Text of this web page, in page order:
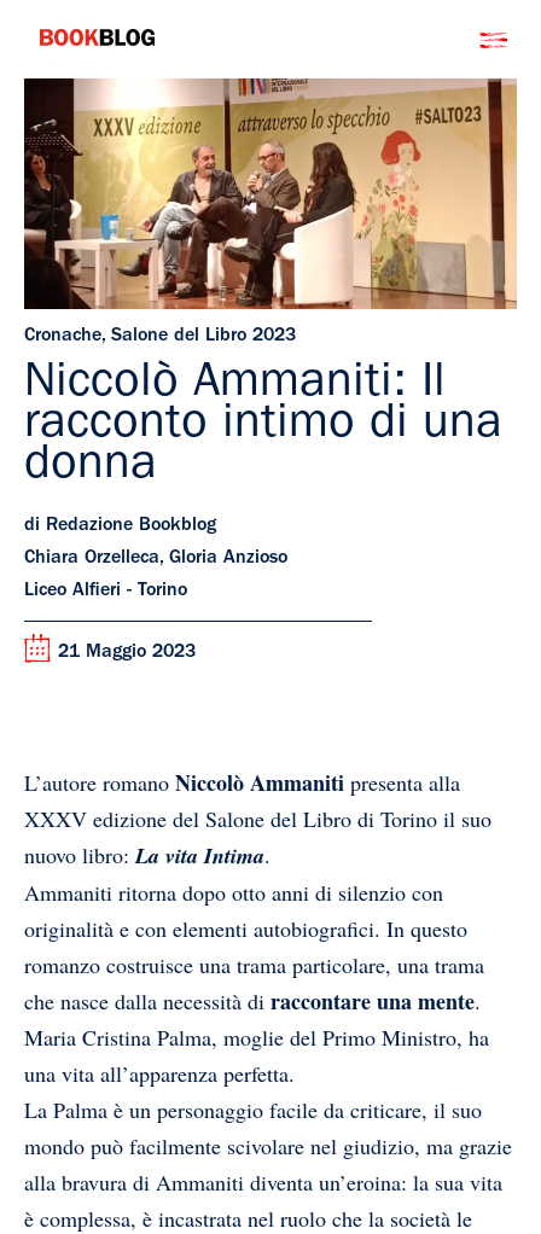
contenuto
Bookblog
Cronache, Salone del Libro 2023
Niccolò Ammaniti: Il
racconto intimo di una
donna
di Redazione Bookblog
Chiara Orzelleca, Gloria Anzioso
Liceo Alfieri - Torino
21 Maggio 2023
L’autore romano Niccolò Ammaniti presenta alla
XXXV edizione del Salone del Libro di Torino il suo
nuovo libro: La vita Intima.
Ammaniti ritorna dopo otto anni di silenzio con
originalità e con elementi autobiografici. In questo
romanzo costruisce una trama particolare, una trama
che nasce dalla necessità di raccontare una mente.
Maria Cristina Palma, moglie del Primo Ministro, ha
una vita all’apparenza perfetta.
La Palma è un personaggio facile da criticare, il suo
mondo può facilmente scivolare nel giudizio, ma grazie
alla bravura di Ammaniti diventa un’eroina: la sua vita
è complessa, è incastrata nel ruolo che la società le